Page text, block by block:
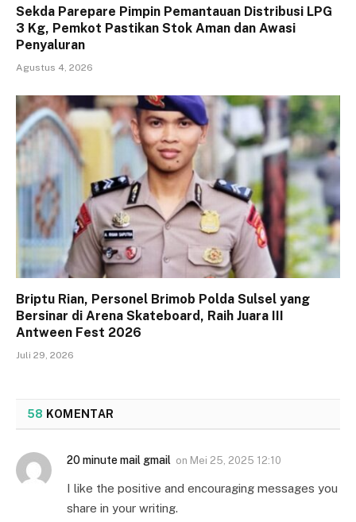
Sekda Parepare Pimpin Pemantauan Distribusi LPG
3 Kg, Pemkot Pastikan Stok Aman dan Awasi
Penyaluran
Agustus 4, 2026
Briptu Rian, Personel Brimob Polda Sulsel yang
Bersinar di Arena Skateboard, Raih Juara III
Antween Fest 2026
Juli 29, 2026
58 KOMENTAR
20 minute mail gmail on Mei 25, 2025 12:10
I like the positive and encouraging messages you
share in your writing.